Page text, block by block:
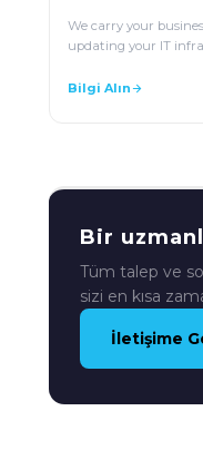
We carry your
updating your IT
Bilgi Alın
Bir
Tüm talep ve
sizi en kısa
İletişime